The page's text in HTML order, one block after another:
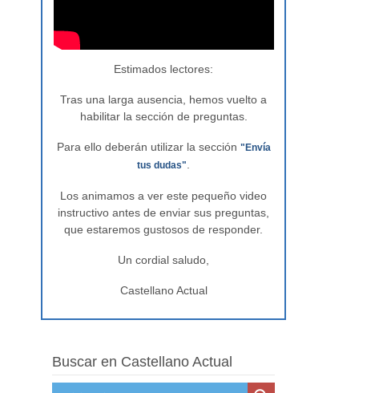
Estimados lectores:
Tras una larga ausencia, hemos vuelto a
habilitar la sección de preguntas.
Para ello deberán utilizar la sección "Envía
tus dudas"
Los animamos a ver este pequeño video
instructivo antes de enviar sus preguntas,
que estaremos gustosos de responder.
Un cordial saludo,
Castellano Actual
Buscar en Castellano Actual